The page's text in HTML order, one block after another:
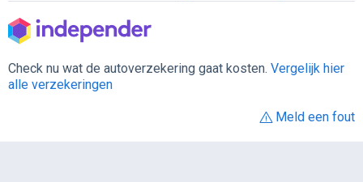
Check nu wat de autoverzekering gaat kosten. Vergelijk hier
alle verzekeringen
Meld een fout